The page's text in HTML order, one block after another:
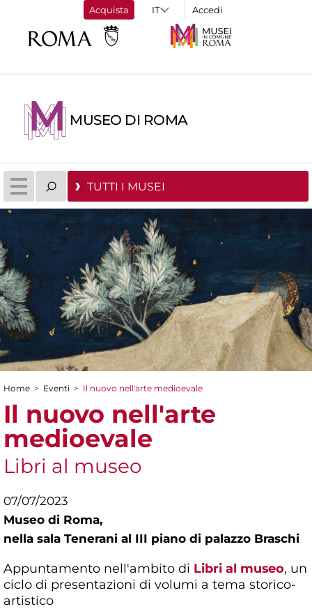
Acquista Accedi
MUSEO DI ROMA
TUTTI I MUSEI
Tu sei qui
Home > Eventi > Il nuovo nell'arte medioevale
Il nuovo nell'arte
medioevale
Libri al museo
07/07/2023
Museo di Roma,
nella sala Tenerani al III piano di palazzo Braschi
Appuntamento nell'ambito di Libri al museo, un
ciclo di presentazioni di volumi a tema storico-
artistico